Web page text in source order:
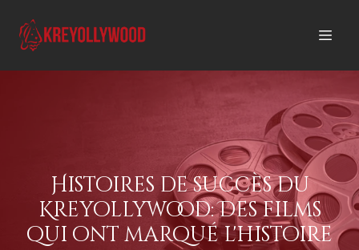
Histoires de succès du
Kreyollywood: Des films
qui ont marqué l'histoire